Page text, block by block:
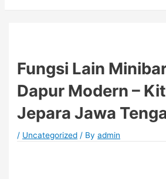
Fungsi Lain
Dapur Modern –
Jepara Jawa
/ Uncategorized / Byadmin